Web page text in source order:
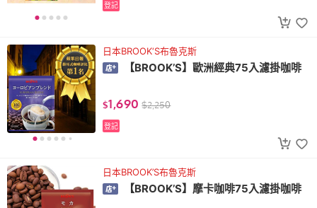
登記
日本BROOK‘S布魯克斯
【BROOK’S】歐洲經典75入濾掛咖啡
$1,690 $2,250
登記
日本BROOK’S布魯克斯
【BROOK’S】摩卡咖啡75入濾掛咖啡